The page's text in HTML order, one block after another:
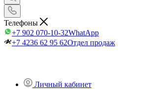
Телефоны
+7 902 070-10-32WhatApp
+7 4236 62 95 62Отдел продаж
Личный кабинет